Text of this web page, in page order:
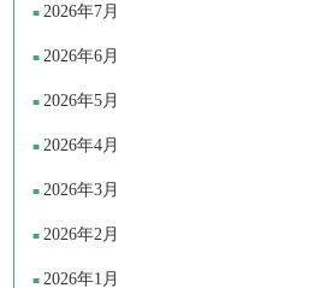
2026年7月
2026年6月
2026年5月
2026年4月
2026年3月
2026年2月
2026年1月